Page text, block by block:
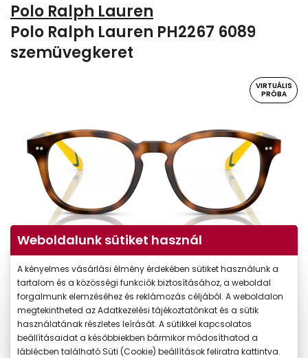
Polo Ralph Lauren
Polo Ralph Lauren PH2267 6089
szemüvegkeret
VIRTUÁLIS
PRÓBA
Virtuális próba
Weboldalunk sütiket használ
A kényelmes vásárlási élmény érdekében sütiket használunk a
tartalom és a közösségi funkciók biztosításához, a weboldal
forgalmunk elemzéséhez és reklámozás céljából. A weboldalon
megtekintheted az Adatkezelési tájékoztatónkat és a sütik
használatának részletes leírását. A sütikkel kapcsolatos
beállításaidat a későbbiekben bármikor módosíthatod a
láblécben található Süti (Cookie) beállítások feliratra kattintva.